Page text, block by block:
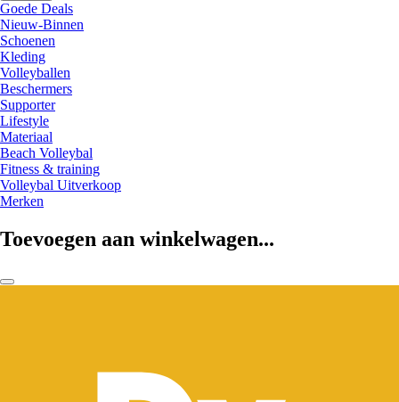
Goede Deals
Nieuw-Binnen
Schoenen
Kleding
Volleyballen
Beschermers
Supporter
Lifestyle
Materiaal
Beach Volleybal
Fitness & training
Volleybal Uitverkoop
Merken
Toevoegen aan winkelwagen...